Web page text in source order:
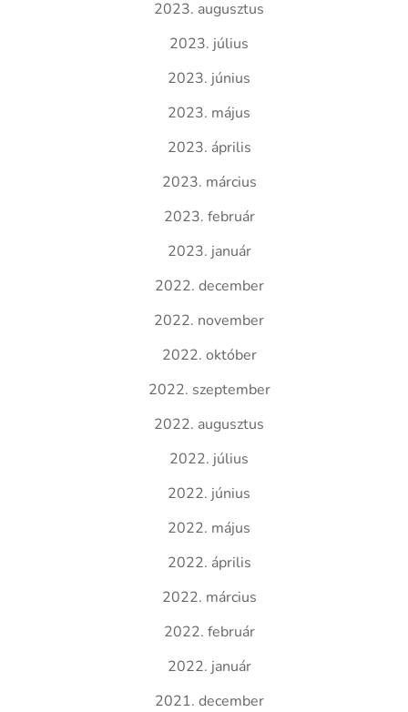
2023. augusztus
2023. július
2023. június
2023. május
2023. április
2023. március
2023. február
2023. január
2022. december
2022. november
2022. október
2022. szeptember
2022. augusztus
2022. július
2022. június
2022. május
2022. április
2022. március
2022. február
2022. január
2021. december